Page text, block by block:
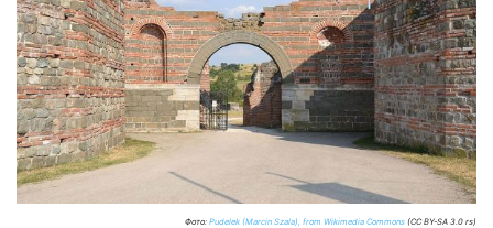
Фото: Pudelek (Marcin Szala), from Wikimedia Commons (CC BY-SA 3.0 rs)